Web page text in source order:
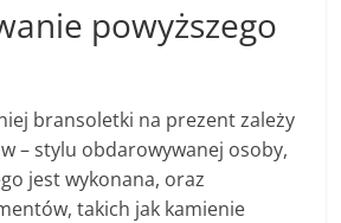
powyższego
bransoletki na prezent zależy
– stylu obdarowywanej osoby,
jest wykonana, oraz
takich jak kamienie